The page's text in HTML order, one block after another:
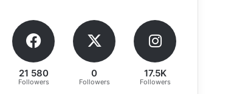
21 580
Followers
0
Followers
17.5K
Followers